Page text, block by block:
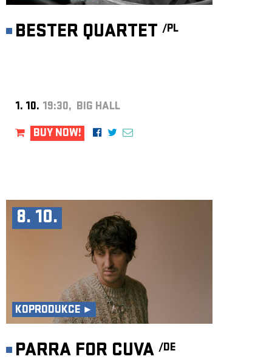
BESTER QUARTET /PL
1. 10. 19:30, BIG HALL
BUY NOW!
8. 10.
KOPRODUKCE ►
PARRA FOR CUVA /DE